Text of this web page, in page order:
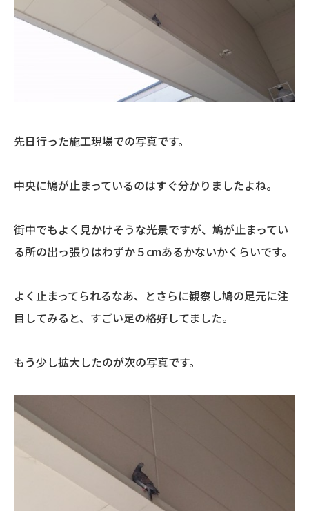
先日行った施工現場での写真です。
中央に鳩が止まっているのはすぐ分かりましたよね。
街中でもよく見かけそうな光景ですが、鳩が止まってい
る所の出っ張りはわずか５cmあるかないかくらいです。
よく止まってられるなあ、とさらに観察し鳩の足元に注
目してみると、すごい足の格好してました。
もう少し拡大したのが次の写真です。